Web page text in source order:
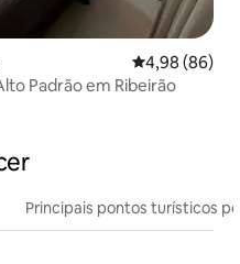
4,98 de uma
4,98 (86)
Padrão em Ribeirão
Principais pontos turísticos